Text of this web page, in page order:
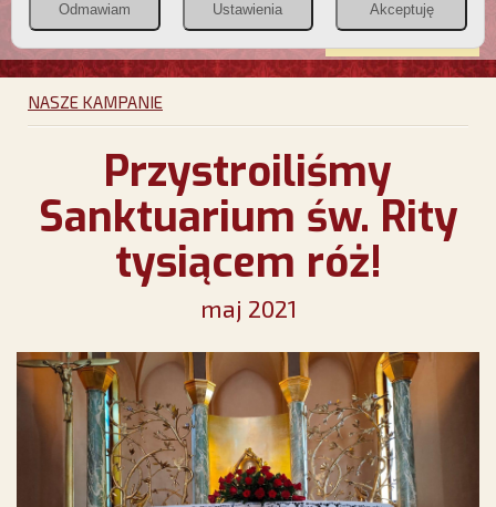
POZNAJ APOSTOLAT FATIMY WESPRZYJ
NAS
NASZE KAMPANIE
Przystroiliśmy
Sanktuarium św. Rity
tysiącem róż!
maj 2021
Odmawiam Ustawienia Akceptuję